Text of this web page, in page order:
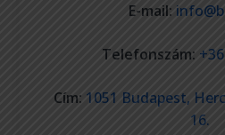
E-mail:
Telefonszám:
Cím: 1051 Budapest,
16.